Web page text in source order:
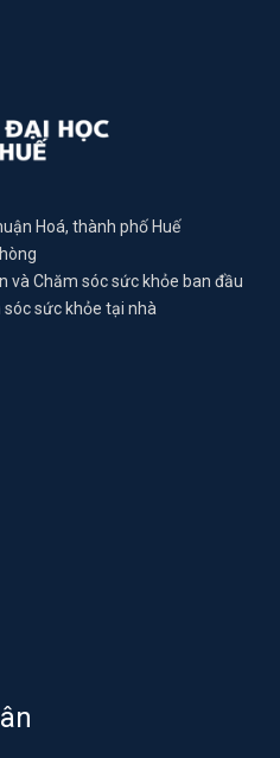
Hoá, thành phố Huế
và Chăm sóc sức khỏe ban đầu
sóc sức khỏe tại nhà